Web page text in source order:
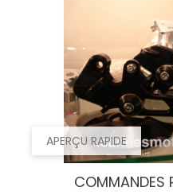
APERÇU RAPIDE
COMMANDES